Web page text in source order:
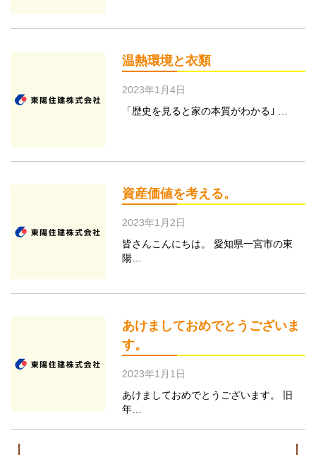
温熱環境と衣類
2023年1月4日
「歴史を見ると家の本質がわかる｣ …
資産価値を考える。
2023年1月2日
皆さんこんにちは。 愛知県一宮市の東
陽…
あけましておめでとうございま
す。
2023年1月1日
あけましておめでとうございます。 旧
年…